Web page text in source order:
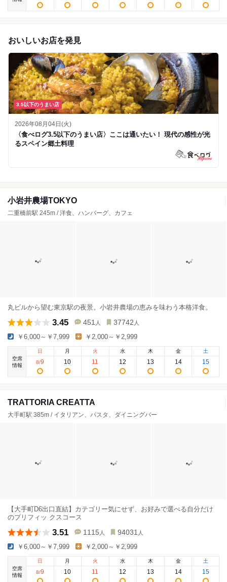
おいしいお店を発見
3.5以下のうまい店
2026年08月04日(火)
〈食べログ3.5以下のうまい店〉ここは通いたい！ 現代の感性が光
るスペイン郷土料理
小岩井農場TOKYO
二重橋前駅 245m / 洋食、ハンバーグ、カフェ
丸ビルから望む東京駅の夜景。小岩井農場の恵みを味わう本格洋食。
3.45 451 人 37742 人
￥6,000～￥7,999 ￥2,000～￥2,999
空席
情報
日
8/9
月
10
火
11
水
12
木
13
金
14
土
15
TRATTORIA CREATTA
大手町駅 385m / イタリアン、パスタ、ダイニングバー
【大手町D6出口直結】カテゴリー気にせず、お好みで選べる自分だけ
のプリフィッ クスコース
3.51 1115 人 94031 人
￥6,000～￥7,999 ￥2,000～￥2,999
空席
情報
日
8/9
月
10
火
11
水
12
木
13
金
14
土
15